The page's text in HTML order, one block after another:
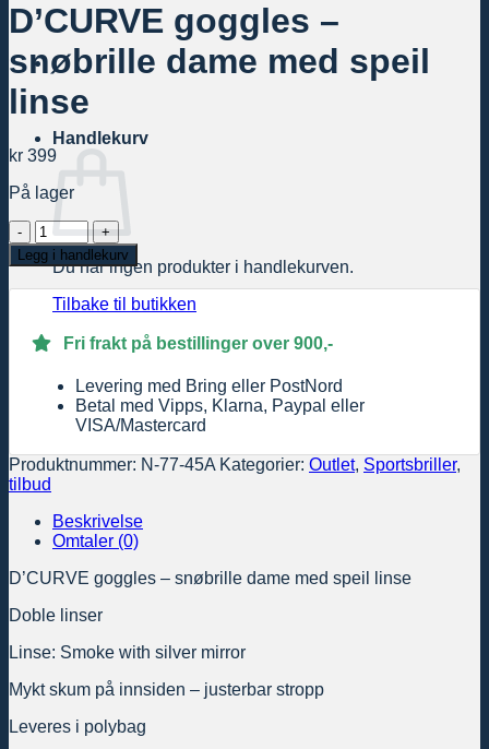
Handlekurv
Du har ingen produkter i handlekurven.
Tilbake til butikken
D’CURVE goggles –
snøbrille dame med speil
linse
kr 399
På lager
D'CURVE
goggles
-
snøbrille
dame
speil
antall
Legg i handlekurv
Fri frakt på bestillinger over 900,-
Levering med Bring eller PostNord
Betal med Vipps, Klarna, Paypal eller
VISA/Mastercard
Produktnummer: N-77-45A Kategorier: Outlet, Sportsbriller,
tilbud
Beskrivelse
Omtaler (0)
D’CURVE goggles – snøbrille dame med speil linse
Doble linser
Linse: Smoke with silver mirror
Mykt skum på innsiden – justerbar stropp
Leveres i polybag